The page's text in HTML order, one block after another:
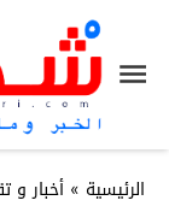
الرئيسية » أخبار و